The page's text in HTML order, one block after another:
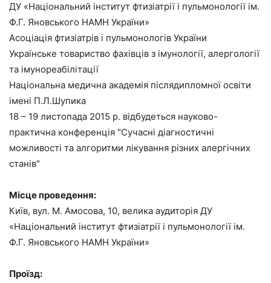
ДУ «Національний інститут фтизіатрії і пульмонології ім.
Ф.Г. Яновського НАМН України»
Асоціація фтизіатрів і пульмонологів України
Українське товариство фахівців з імунології, алергології
та імунореабілітації
Національна медична академія післядипломної освіти
імені П.Л.Шупика
18 – 19 листопада 2015 р. відбудеться науково-
практична конференція "Сучасні діагностичні
можливості та алгоритми лікування різних алергічних
станів"
Місце проведення:
Київ, вул. М. Амосова, 10, велика аудиторія ДУ
«Національний інститут фтизіатрії і пульмонології ім.
Ф.Г. Яновського НАМН України»
Проїзд: